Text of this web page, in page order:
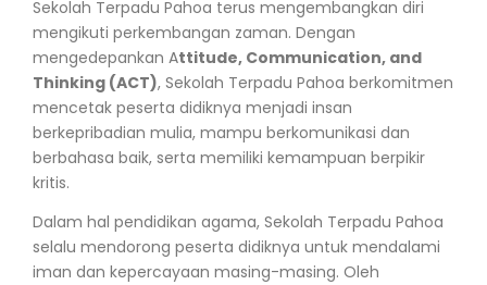
Sekolah Terpadu Pahoa terus mengembangkan diri
mengikuti perkembangan zaman. Dengan
mengedepankan Attitude, Communication, and
Thinking (ACT), Sekolah Terpadu Pahoa berkomitmen
mencetak peserta didiknya menjadi insan
berkepribadian mulia, mampu berkomunikasi dan
berbahasa baik, serta memiliki kemampuan berpikir
kritis.
Dalam hal pendidikan agama, Sekolah Terpadu Pahoa
selalu mendorong peserta didiknya untuk mendalami
iman dan kepercayaan masing-masing. Oleh